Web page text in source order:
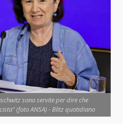
sono servite per dire che
(foto ANSA) - Blitz quotidiano